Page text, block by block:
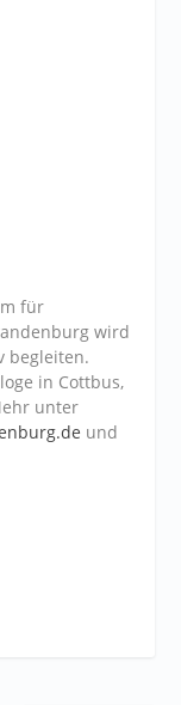
für
wird
begleiten.
in Cottbus,
unter
und